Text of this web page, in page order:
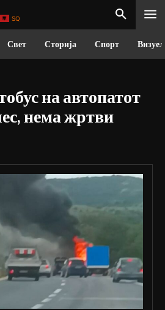
Свет Сторија Спорт
на автопатот
нема жртви
SQ